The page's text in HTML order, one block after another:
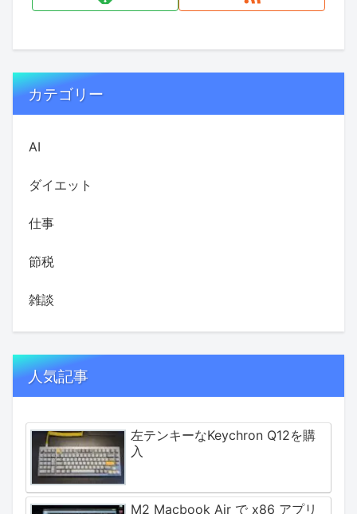
カテゴリー
AI
ダイエット
仕事
節税
雑談
人気記事
左テンキーなKeychron Q12を購
入
M2 Macbook Air で x86 アプリ